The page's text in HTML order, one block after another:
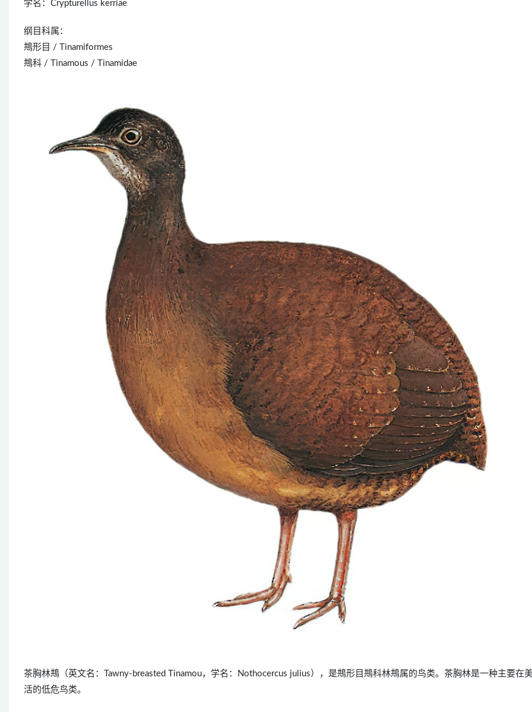
学名：Crypturellus kerriae
纲目科属：
䳍形目 / Tinamiformes
䳍科 / Tinamous / Tinamidae
茶胸林䳍（英文名：Tawny-breasted Tinamou，学名：Nothocercus julius），是䳍形目䳍科林䳍属的鸟类。茶胸林是一种主要在
活的低危鸟类。